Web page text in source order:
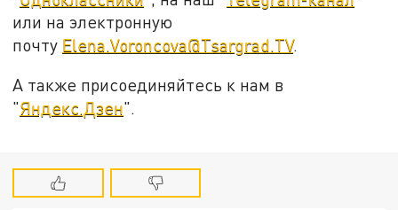
или на электронную
почту Elena.Voroncova@Tsargrad.TV.
А также присоединяйтесь к нам в
"Яндекс.Дзен".